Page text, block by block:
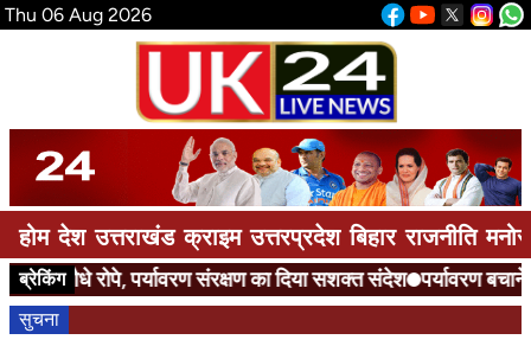
Thu 06 Aug 2026
होम देश उत्तराखंड क्राइम उत्तरप्रदेश बिहार राजनीति
ब्रेकिंग
पौधे रोपे, पर्यावरण संरक्षण का दिया सशक्त संदेश पर्यावरण बचाने
सुचना